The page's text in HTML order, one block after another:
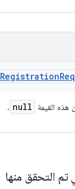
Registration
هذه القيمة null
.
تم التحقق منها